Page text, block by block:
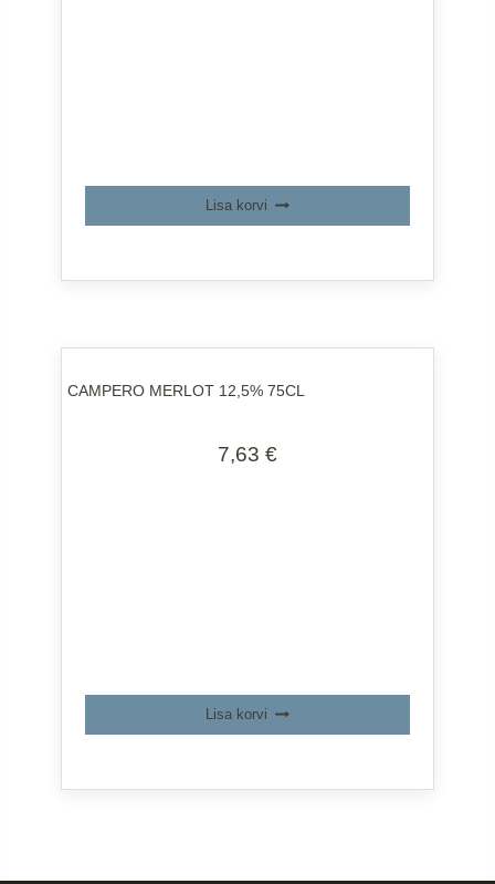
Lisa korvi
CAMPERO MERLOT 12,5% 75CL
7,63 €
Lisa korvi